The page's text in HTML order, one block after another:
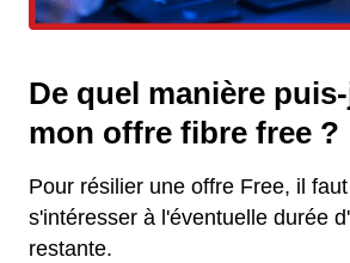
De quel manière
mon offre fibre free ?
Pour résilier une offre Free, il
s'intéresser à l'éventuelle durée
restante.